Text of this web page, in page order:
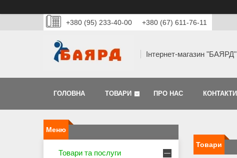
+380 (95) 233-40-00 +380 (67) 611-76-11
Інтернет-магазин "БАЯРД"
ГОЛОВНА ТОВАРИ ПРО НАС КОНТАКТИ
Товари
Товари та послуги